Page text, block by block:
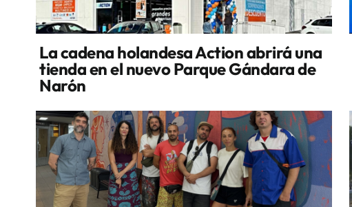
La cadena holandesa Action abrirá una
tienda en el nuevo Parque Gándara de
Narón